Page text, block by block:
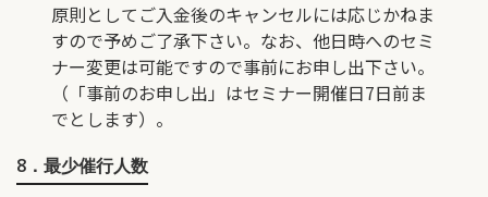
原則としてご入金後のキャンセルには応じかねま
すので予めご了承下さい。なお、他日時へのセミ
ナー変更は可能ですので事前にお申し出下さい。
（「事前のお申し出」はセミナー開催日7日前ま
でとします）。
8．最少催行人数